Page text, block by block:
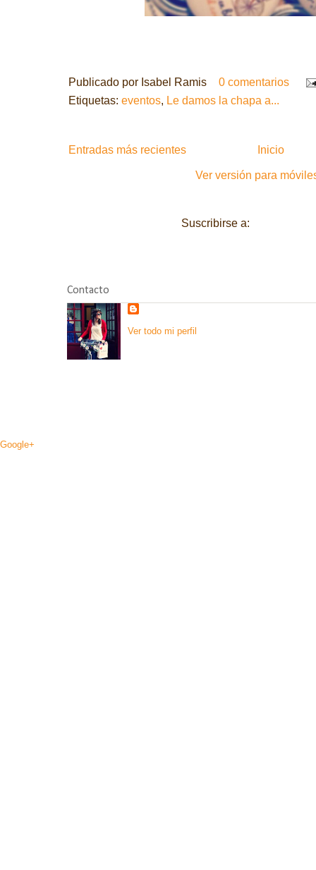
Publicado por Isabel Ramis
0 comentarios
Etiquetas: eventos, Le damos la chapa a...
Entradas más recientes Inicio
Ver versión para
Suscribirse a:
Contacto
Ver todo mi perfil
Google+